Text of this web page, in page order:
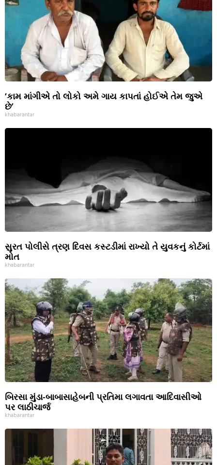
‘કામ માંગીએ તો લોકો અમે ગાય કાપતાં હોઈએ તેમ જુએ
છે’
khabarantar
સુરત પોલીસે ત્રણ દિવસ કસ્ટડીમાં રાખ્યો તે યુવકનું કોર્ટમાં
મોત
khabarantar
બિરસા મુંડા-બાબાસાહેબની પ્રતિમા લગાવતા આદિવાસીઓ
પર લાઠીચાર્જ
khabarantar